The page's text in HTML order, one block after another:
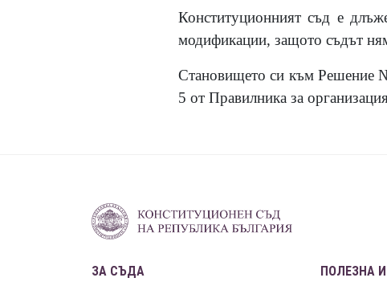
Конституционният съд е
модификации, защото съдът
Становището си към Решение
5 от Правилника за
ЗА СЪДА ПОЛЕЗНА